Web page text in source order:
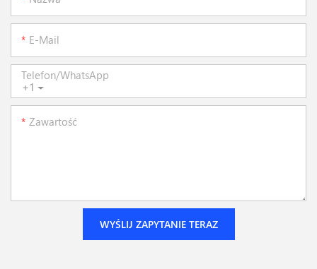
E-Mail
+1
Telefon/WhatsApp
Zawartość
WYŚLIJ ZAPYTANIE TERAZ